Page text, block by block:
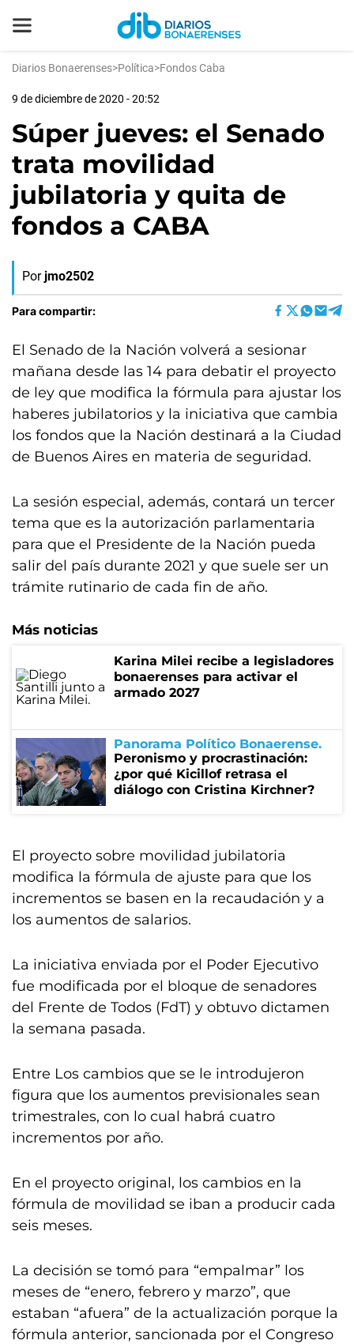
Diarios Bonaerenses>Política>Fondos Caba
9 de diciembre de 2020 - 20:52
Súper jueves: el Senado
trata movilidad
jubilatoria y quita de
fondos a CABA
Por jmo2502
Para compartir:
El Senado de la Nación volverá a sesionar
mañana desde las 14 para debatir el proyecto
de ley que modifica la fórmula para ajustar los
haberes jubilatorios y la iniciativa que cambia
los fondos que la Nación destinará a la Ciudad
de Buenos Aires en materia de seguridad.
La sesión especial, además, contará un tercer
tema que es la autorización parlamentaria
para que el Presidente de la Nación pueda
salir del país durante 2021 y que suele ser un
trámite rutinario de cada fin de año.
Más noticias
Karina Milei recibe a legisladores
bonaerenses para activar el
armado 2027
Panorama Político Bonaerense
Peronismo y procrastinación:
¿por qué Kicillof retrasa el
diálogo con Cristina Kirchner?
El proyecto sobre movilidad jubilatoria
modifica la fórmula de ajuste para que los
incrementos se basen en la recaudación y a
los aumentos de salarios.
La iniciativa enviada por el Poder Ejecutivo
fue modificada por el bloque de senadores
del Frente de Todos (FdT) y obtuvo dictamen
la semana pasada.
Entre Los cambios que se le introdujeron
figura que los aumentos previsionales sean
trimestrales, con lo cual habrá cuatro
incrementos por año.
En el proyecto original, los cambios en la
fórmula de movilidad se iban a producir cada
seis meses.
La decisión se tomó para “empalmar” los
meses de “enero, febrero y marzo”, que
estaban “afuera” de la actualización porque la
fórmula anterior, sancionada por el Congreso